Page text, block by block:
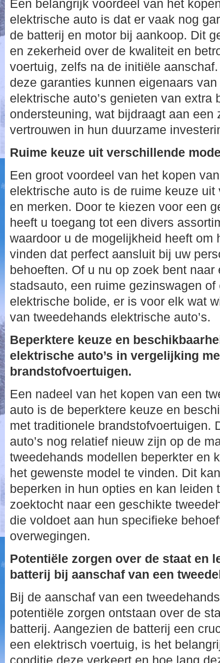
Een belangrijk voordeel van het
elektrische auto is dat er vaak nog
de batterij en motor bij aankoop. Dit
en zekerheid over de kwaliteit en
voertuig, zelfs na de initiële
deze garanties kunnen eigenaars
elektrische auto’s genieten van extra
ondersteuning, wat bijdraagt aan een
vertrouwen in hun duurzame
Ruime keuze uit verschillende
Een groot voordeel van het kopen
elektrische auto is de ruime keuze
en merken. Door te kiezen voor een
heeft u toegang tot een divers
waardoor u de mogelijkheid heeft om
vinden dat perfect aansluit bij uw
behoeften. Of u nu op zoek bent naar
stadsauto, een ruime gezinswagen of
elektrische bolide, er is voor elk wat
van tweedehands elektrische auto’s.
Beperktere keuze en
elektrische auto’s in vergelijking
brandstofvoertuigen.
Een nadeel van het kopen van een
auto is de beperktere keuze en
met traditionele brandstofvoertuigen.
auto’s nog relatief nieuw zijn op de
tweedehands modellen beperkter en
het gewenste model te vinden. Dit
beperken in hun opties en kan leiden
zoektocht naar een geschikte
die voldoet aan hun specifieke
overwegingen.
Potentiële zorgen over de staat en
batterij bij aanschaf van een
Bij de aanschaf van een
potentiële zorgen ontstaan over de
batterij. Aangezien de batterij een
een elektrisch voertuig, is het
conditie deze verkeert en hoe lang